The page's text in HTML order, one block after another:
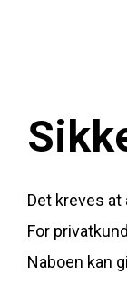
Det kreves
For
Naboen kan